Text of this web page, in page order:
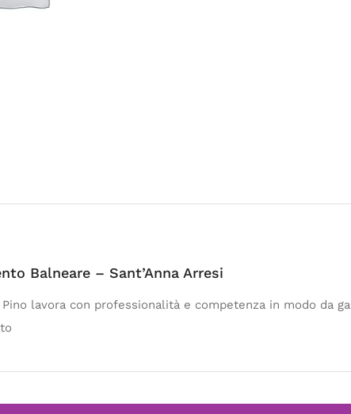
Balneare – Sant’Anna Arresi
lavora con professionalità e competenza in modo da